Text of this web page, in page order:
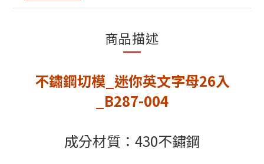
商品描述
不鏽鋼切模_迷你英文字母26入
_B287-004
成分材質：430不鏽鋼